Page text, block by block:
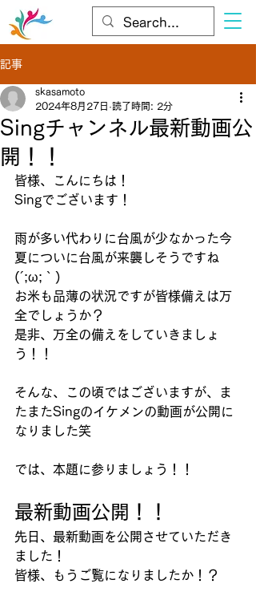
記事
Singチャンネル最新動画公
開！！
skasamoto
2024年8月27日 読了時間: 2分
皆様、こんにちは！
Singでございます！
雨が多い代わりに台風が少なかった今
夏についに台風が来襲しそうですね
(´;ω;｀)
お米も品薄の状況ですが皆様備えは万
全でしょうか？
是非、万全の備えをしていきましょ
う！！
そんな、この頃ではございますが、ま
たまたSingのイケメンの動画が公開に
なりました笑
では、本題に参りましょう！！
最新動画公開！！
先日、最新動画を公開させていただき
ました！
皆様、もうご覧になりましたか！？